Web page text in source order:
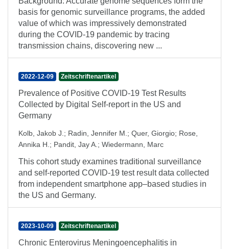
basis for genomic surveillance programs, the added
value of which was impressively demonstrated
during the COVID-19 pandemic by tracing
transmission chains, discovering new ...
2022-12-09 Zeitschriftenartikel
Prevalence of Positive COVID-19 Test Results
Collected by Digital Self-report in the US and
Germany
Kolb, Jakob J. ; Radin, Jennifer M. ; Quer, Giorgio; Rose,
Annika H. ; Pandit, Jay A. ; Wiedermann, Marc
This cohort study examines traditional surveillance
and self-reported COVID-19 test result data collected
from independent smartphone app–based studies in
the US and Germany.
2023-10-09 Zeitschriftenartikel
Chronic Enterovirus Meningoencephalitis in